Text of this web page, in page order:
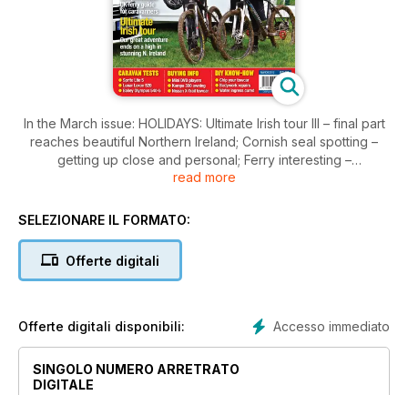
In the March issue: HOLIDAYS: Ultimate Irish tour III – final part
reaches beautiful Northern Ireland; Cornish seal spotting –
getting up close and personal; Ferry interesting –
comprehensive guide to ferries within the UK; Dirty
great sites. STUFF: Caravan news; Win a holiday; Lottery and
Lunar Lexon 520; Help us to buy – Swift Conqueror and
Coachman Pastiche; Awning test – Kampa's Jamboree 390;
knowledge – bodywork repairs; Improve your caravan –
Caravan; Letters; Me & My Van.
read more
SELEZIONARE IL FORMATO:
Offerte digitali
Accesso immediato
Offerte digitali disponibili:
SINGOLO NUMERO ARRETRATO
DIGITALE